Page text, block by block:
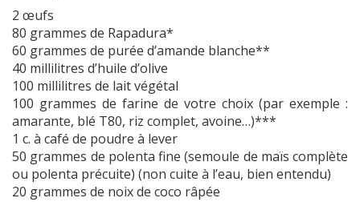
2 œufs
80 grammes de Rapadura*
60 grammes de purée d’amande blanche**
40 millilitres d’huile d’olive
100 millilitres de lait végétal
100 grammes de farine de votre choix (par exemple :
amarante, blé T80, riz complet, avoine…)***
1 c. à café de poudre à lever
50 grammes de polenta fine (semoule de maïs complète
ou polenta précuite) (non cuite à l’eau, bien entendu)
20 grammes de noix de coco râpée